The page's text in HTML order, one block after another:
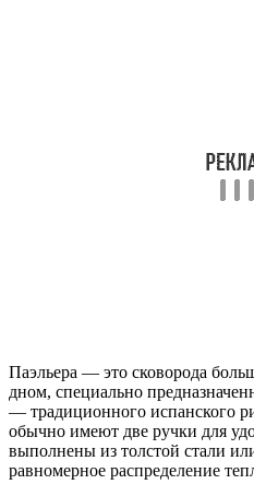
Паэльера — это сковорода
дном, специально
— традиционного испанского
обычно имеют две ручки для
выполнены из толстой стали
равномерное распределение